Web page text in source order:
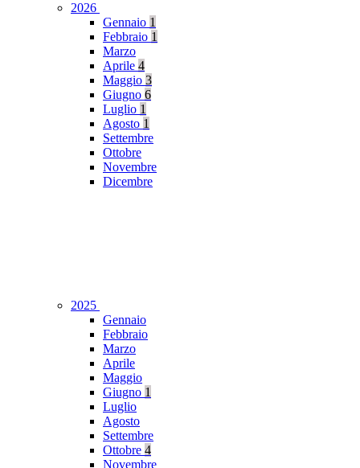
2026
Gennaio 1
Febbraio 1
Marzo
Aprile 4
Maggio 3
Giugno 6
Luglio 1
Agosto 1
Settembre
Ottobre
Novembre
Dicembre
2025
Gennaio
Febbraio
Marzo
Aprile
Maggio
Giugno 1
Luglio
Agosto
Settembre
Ottobre 4
Novembre